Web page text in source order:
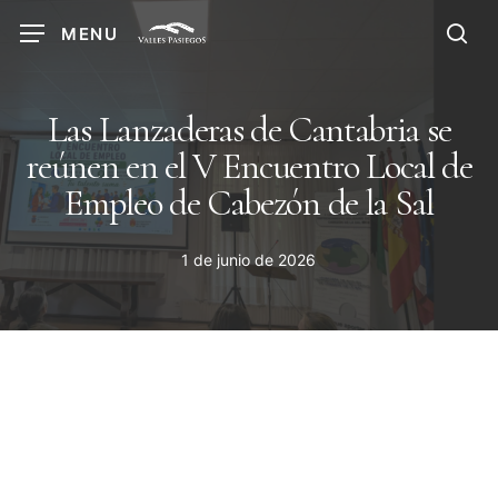
MENU
Las Lanzaderas de Cantabria se
reúnen en el V Encuentro Local de
Empleo de Cabezón de la Sal
1 de junio de 2026